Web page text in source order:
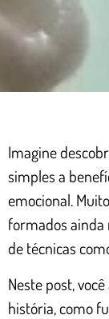
Imagine
simples a
emocional.
formados
de técnicas
Neste post,
história, como